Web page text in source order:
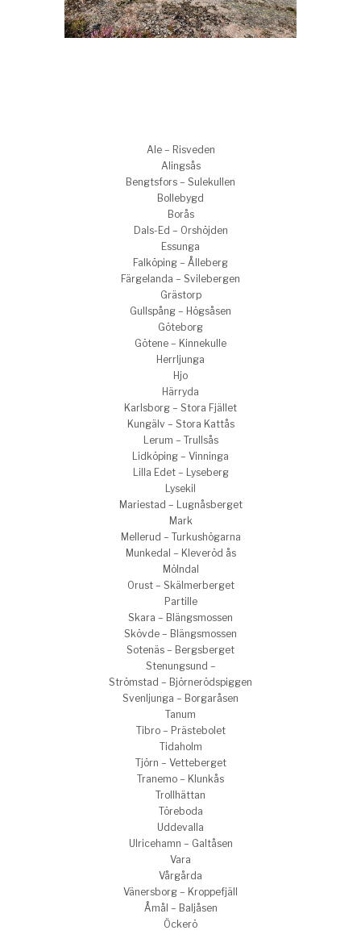
Ale – Risveden
Alingsås
Bengtsfors – Sulekullen
Bollebygd
Borås
Dals-Ed – Orshöjden
Essunga
Falköping – Ålleberg
Färgelanda – Svilebergen
Grästorp
Gullspång – Högsåsen
Göteborg
Götene – Kinnekulle
Herrljunga
Hjo
Härryda
Karlsborg – Stora Fjället
Kungälv – Stora Kattås
Lerum – Trullsås
Lidköping – Vinninga
Lilla Edet – Lyseberg
Lysekil
Mariestad – Lugnåsberget
Mark
Mellerud – Turkushögarna
Munkedal – Kleveröd ås
Mölndal
Orust – Skälmerberget
Partille
Skara – Blängsmossen
Skövde – Blängsmossen
Sotenäs – Bergsberget
Stenungsund –
Strömstad – Björnerödspiggen
Svenljunga – Borgaråsen
Tanum
Tibro – Prästebolet
Tidaholm
Tjörn – Vetteberget
Tranemo – Klunkås
Trollhättan
Töreboda
Uddevalla
Ulricehamn – Galtåsen
Vara
Vårgårda
Vänersborg – Kroppefjäll
Åmål – Baljåsen
Öckerö